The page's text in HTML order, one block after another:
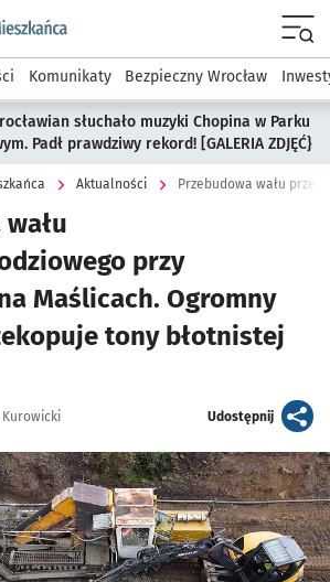
wroclaw.pl podserwis: Dla mieszkańca
Komunikaty Bezpieczny Wrocław
słuchało muzyki Chopina w Parku
Padł prawdziwy rekord! [GALERIA ZDJĘĆ}
Aktualności
przy
Maślicach. Ogromny
tony błotnistej
Kurowicki Udostępnijartykuł
galerię